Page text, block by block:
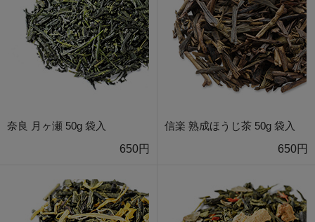
奈良 月ヶ瀬 50g 袋入
650円
信楽 熟成ほうじ茶 50g 袋入
650円